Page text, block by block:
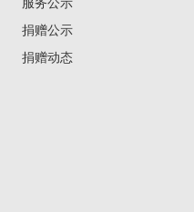
服务公示
捐赠公示
捐赠动态